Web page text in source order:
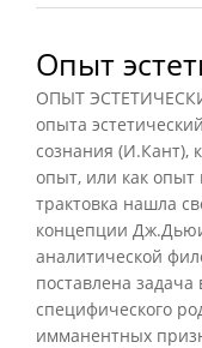
Опыт
ОПЫТ
опыта
сознания (И.Кант),
опыт, или как опыт
трактовка нашла
концепции
аналитической
поставлена
специфического
имманентных